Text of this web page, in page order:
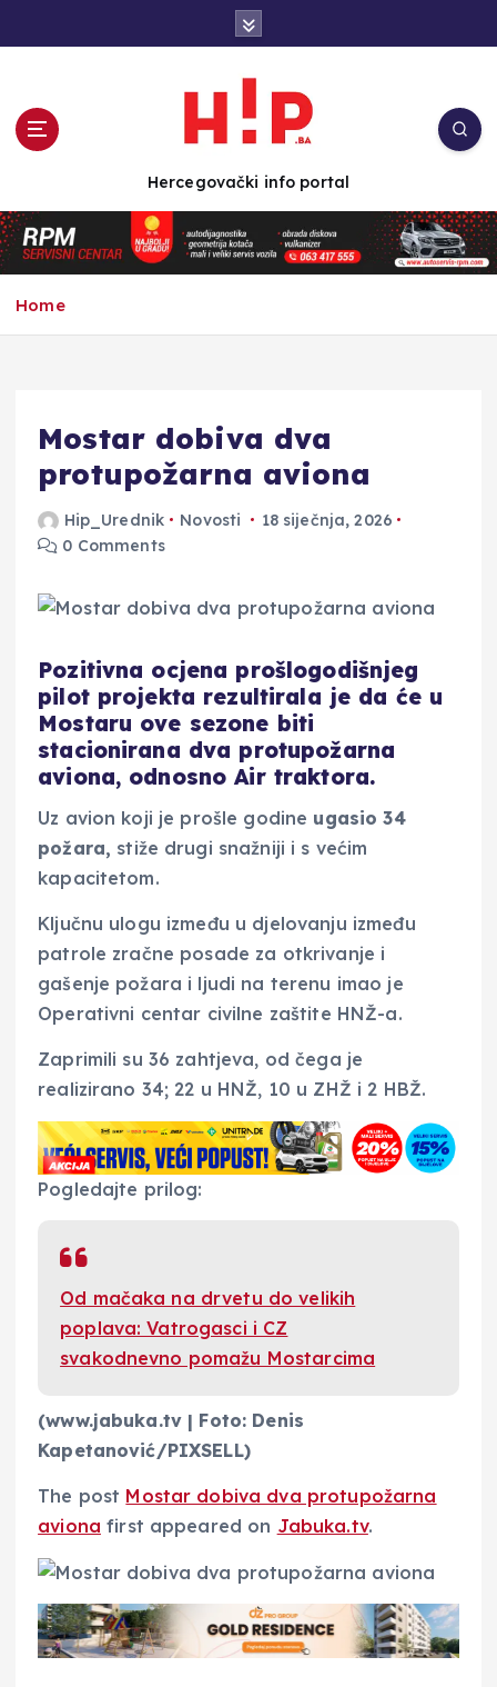
n
t
e
Hercegovački info portal
Home
Mostar dobiva dva
protupožarna aviona
Hip_Urednik Novosti
18 siječnja, 2026
0 Comments
Pozitivna ocjena prošlogodišnjeg
pilot projekta rezultirala je da će u
Mostaru ove sezone biti
stacionirana dva protupožarna
aviona, odnosno Air traktora.
Uz avion koji je prošle godine ugasio 34
požara, stiže drugi snažniji i s većim
kapacitetom.
Ključnu ulogu između u djelovanju između
patrole zračne posade za otkrivanje i
gašenje požara i ljudi na terenu imao je
Operativni centar civilne zaštite HNŽ-a.
Zaprimili su 36 zahtjeva, od čega je
realizirano 34; 22 u HNŽ, 10 u ZHŽ i 2 HBŽ.
Pogledajte prilog:
Od mačaka na drvetu do velikih
poplava: Vatrogasci i CZ
svakodnevno pomažu Mostarcima
(www.jabuka.tv | Foto: Denis
Kapetanović/PIXSELL)
The post Mostar dobiva dva protupožarna
aviona first appeared on Jabuka.tv.